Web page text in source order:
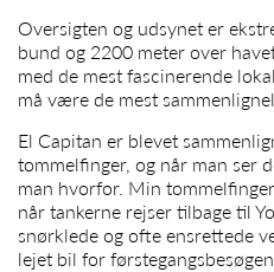
Oversigten og udsynet er
bund og 2200 meter over
med de mest fascinerende
må være de mest
El Capitan er blevet
tommelfinger, og når man ser
man hvorfor. Min
når tankerne rejser tilbage til
snørklede og ofte ensrettede
lejet bil for